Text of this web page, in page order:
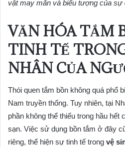
vật may mắn và biểu tượng của sự
VĂN HÓA TẮM
TINH TẾ
NHÂN CỦA
Thói quen tắm bồn không quá phổ
Nam truyền thống. Tuy nhiên, tại
phần không thể thiếu trong hầu hết
sạn. Việc sử dụng bồn tắm ở đây
riêng, thể hiện sự tinh tế trong vệ